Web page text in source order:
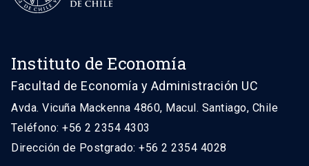
Instituto de Economía
Facultad de Economía y Administración UC
Avda. Vicuña Mackenna 4860, Macul. Santiago, Chile
Teléfono: +56 2 2354 4303
Dirección de Postgrado: +56 2 2354 4028